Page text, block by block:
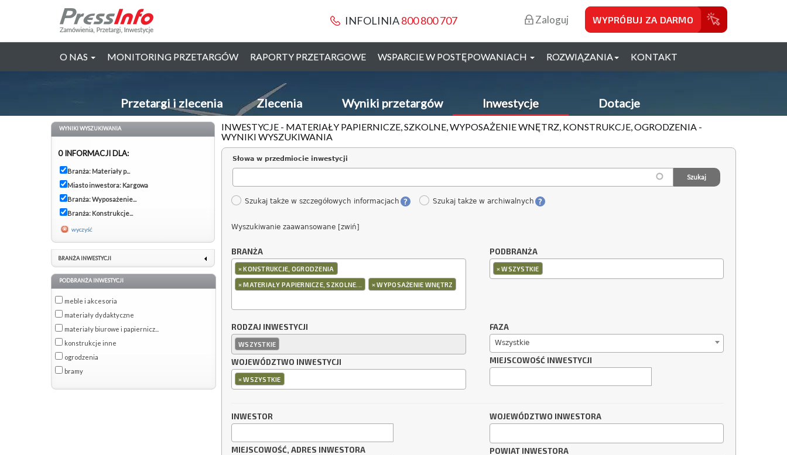
INFOLINIA800 800 707 Zaloguj WYPRÓBUJ ZA DARMO
O NAS MONITORING PRZETARGÓW RAPORTY PRZETARGOWE WSPARCIE W POSTĘPOWANIACH ROZWIĄZANIA KONTAKT
Przetargi i zlecenia Zlecenia Wyniki przetargów Inwestycje Dotacje
INWESTYCJE - MATERIAŁY PAPIERNICZE, SZKOLNE, WYPOSAŻENIE WNĘTRZ, KONSTRUKCJE, OGRODZENIA -
WYNIKI WYSZUKIWANIA
Słowa w przedmiocie inwestycji
Szukaj także w szczegółowych informacjach Szukaj także w archiwalnych
Wyszukiwanie zaawansowane [zwiń]
BRANŻA
×KONSTRUKCJE, OGRODZENIA
×MATERIAŁY PAPIERNICZE, SZKOLNE... ×WYPOSAŻENIE WNĘTRZ
PODBRANŻA
×WSZYSTKIE
RODZAJ INWESTYCJI
WSZYSTKIE
WOJEWÓDZTWO INWESTYCJI
×WSZYSTKIE
FAZA
Wszystkie
MIEJSCOWOŚĆ INWESTYCJI
INWESTOR
MIEJSCOWOŚĆ, ADRES INWESTORA
WOJEWÓDZTWO INWESTORA
POWIAT INWESTORA
WYNIKI WYSZUKIWANIA
0 INFORMACJI DLA:
Branża: Materiały p...
Miasto inwestora: Kargowa
Branża: Wyposażenie...
Branża: Konstrukcje...
wyczyść
BRANŻA INWESTYCJI
PODBRANŻA INWESTYCJI
meble i akcesoria
materiały dydaktyczne
materiały biurowe i papiernicz...
konstrukcje inne
ogrodzenia
bramy